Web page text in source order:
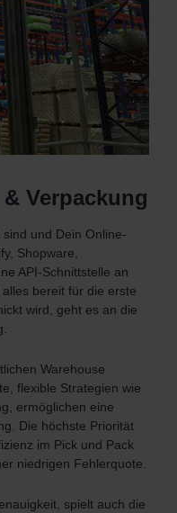
Verpackung
und Dein Online-
Shopware,
API-Schnittstelle an
bereit für die erste
wird, geht es an die
Warehouse
flexible Strategien wie
ermöglichen eine
Die höchste Priorität
im Pick und Pack
niedrigen Fehlerquote.
spielt auch die